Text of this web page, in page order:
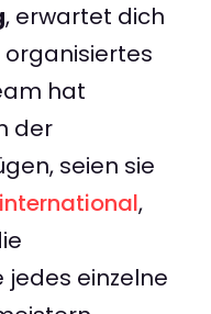
, erwartet dich
hat
der
seien sie
international,
jedes einzelne